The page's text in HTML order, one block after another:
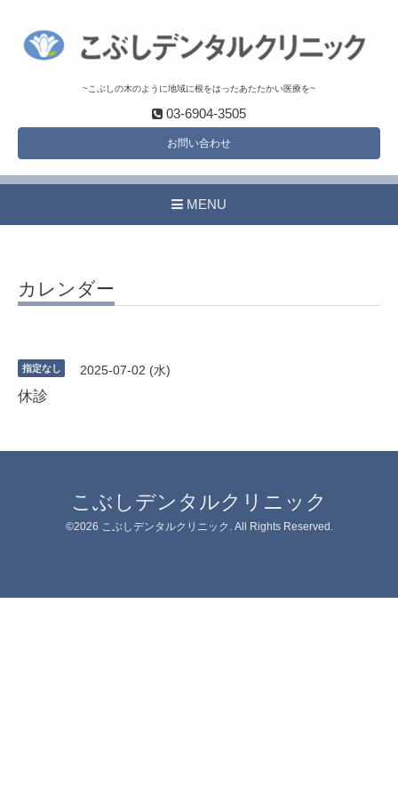
~こぶしの木のように地域に根をはったあたたかい医療を~
03-6904-3505
お問い合わせ
MENU
カレンダー
指定なし 2025-07-02 (水)
休診
こぶしデンタルクリニック
©2026 こぶしデンタルクリニック . All Rights Reserved.